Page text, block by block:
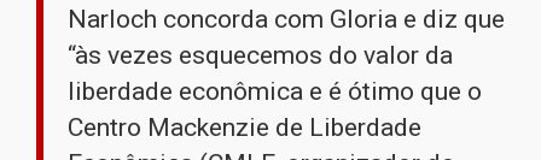
Narloch concorda com Gloria e diz que
“às vezes esquecemos do valor da
liberdade econômica e é ótimo que o
Centro Mackenzie de Liberdade